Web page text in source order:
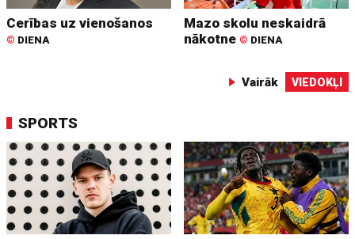
Cerības uz vienošanos
© DIENA
Mazo skolu neskaidrā
nākotne © DIENA
Vairāk VIEDOKĻI
SPORTS